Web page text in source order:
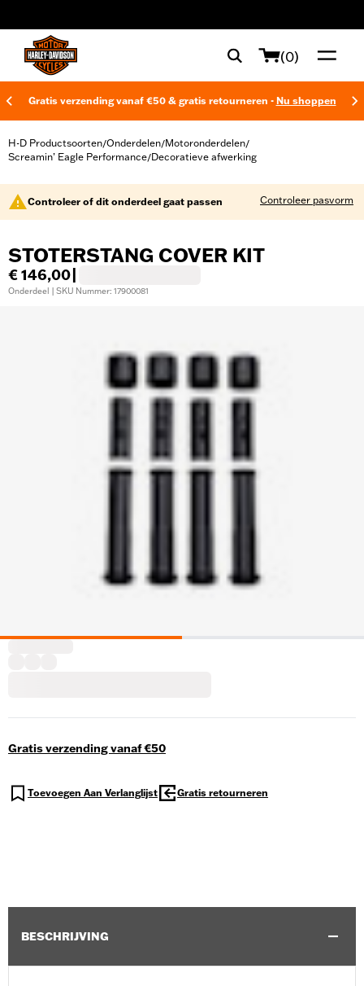
(0)
Gratis verzending vanaf €50 & gratis retourneren - Nu shoppen
H-D Productsoorten/Onderdelen/Motoronderdelen/
Screamin’ Eagle Performance/Decoratieve afwerking
Controleer of dit onderdeel gaat passen Controleer pasvorm
STOTERSTANG COVER KIT
€ 146,00
Onderdeel | SKU Nummer: 17900081
Gratis verzending vanaf €50
Toevoegen Aan Verlanglijst Gratis retourneren
BESCHRIJVING